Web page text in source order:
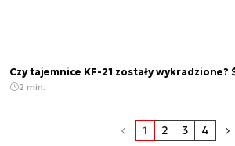
Czy tajemnice KF-21 zostały wykradzione?
2 min.
1 2 3 4